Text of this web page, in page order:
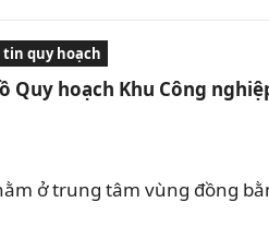
tin quy hoạch
Quy hoạch Khu Công
ở trung tâm vùng đồng